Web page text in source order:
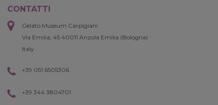
CONTATTI
Gelato Museum Carpigiani
Via Emilia, 45 40011 Anzola Emilia (Bologna)
Italy
+39 051 6505306
+39 344 3804701